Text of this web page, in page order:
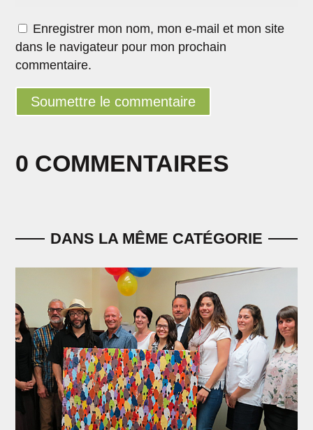
0 COMMENTAIRES
Enregistrer mon nom, mon e-mail et mon site
dans le navigateur pour mon prochain
commentaire.
Soumettre le commentaire
DANS LA MÊME CATÉGORIE